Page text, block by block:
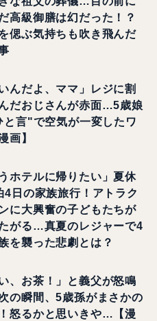
高級御膳は幻だった！？
偲ぶ気持ちも吹き飛んだ
いんだよ、ママ」レジに割
だおじさんが赤面…5歳娘
と言"で空気が一変したワ
画】
うホテルに帰りたい」夏休
4日の家族旅行！アトラク
に大興奮の子どもたちが
がる…真夏のレジャーで4
を襲った悲劇とは？
い、お茶！」と義父が怒鳴
の瞬間、5歳孫がまさかの
怒るかと思いきや…【漫